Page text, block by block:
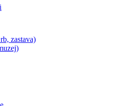
budžeta 2024-2026
zastava)